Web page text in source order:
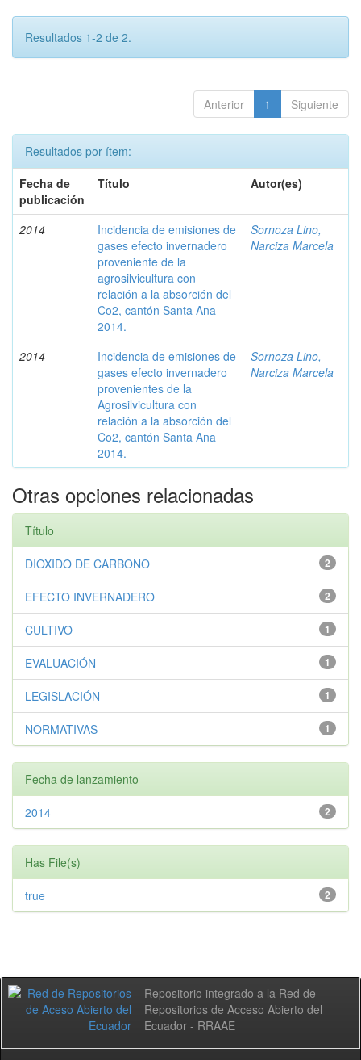
Resultados 1-2 de 2.
Anterior 1 Siguiente
Resultados por ítem:
Fecha de
publicación
Título Autor(es)
2014
Incidencia de emisiones de
gases efecto invernadero
proveniente de la
agrosilvicultura con
relación a la absorción del
Co2, cantón Santa Ana
2014.
Sornoza Lino,
Narciza Marcela
2014
Incidencia de emisiones de
gases efecto invernadero
provenientes de la
Agrosilvicultura con
relación a la absorción del
Co2, cantón Santa Ana
2014.
Sornoza Lino,
Narciza Marcela
Otras opciones relacionadas
Título
2
DIOXIDO DE CARBONO
2
EFECTO INVERNADERO
1
CULTIVO
1
EVALUACIÓN
1
LEGISLACIÓN
1
NORMATIVAS
Fecha de lanzamiento
2
2014
Has File(s)
2
true
Repositorio integrado a la Red de
Repositorios de Acceso Abierto del
Ecuador - RRAAE